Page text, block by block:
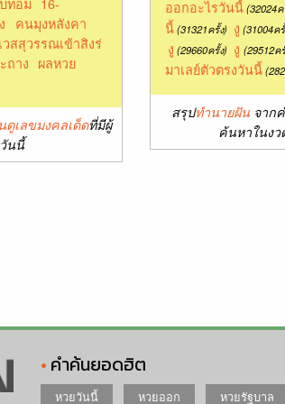
คนมุงหลังคา
วสสุวรรณเข้าสิงร่
ถาง ผลหวย
ดูเลขมงคลเด็ดที่มีผู้
นนี้
ออกอะไรวันนี้(32024ค
นี้(31321ครั้ง) งู (31004ค
งู (29660ครั้ง) งู (29512ค
มาเลย์ตัวตรงวันนี้
สรุปทำนายฝัน จาก
ค้นหาในงว
คำค้นยอดฮิต
หวยวันนี้ หวยออก หวยรัฐบาล